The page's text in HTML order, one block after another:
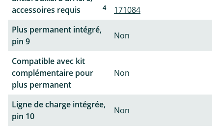
accessoires requis
4
171084
Plus permanent intégré,
pin 9
Non
Compatible avec kit
complémentaire pour
plus permanent
Non
Ligne de charge intégrée,
pin 10
Non